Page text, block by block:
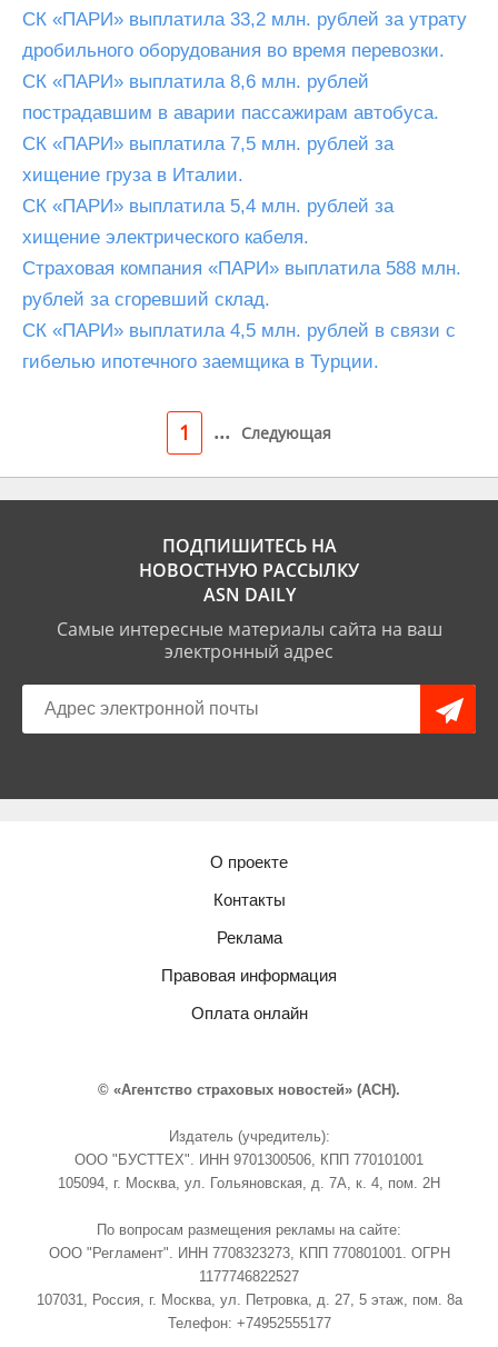
СК «ПАРИ» выплатила 33,2 млн. рублей за утрату
дробильного оборудования во время перевозки.
СК «ПАРИ» выплатила 8,6 млн. рублей
пострадавшим в аварии пассажирам автобуса.
СК «ПАРИ» выплатила 7,5 млн. рублей за
хищение груза в Италии.
СК «ПАРИ» выплатила 5,4 млн. рублей за
хищение электрического кабеля.
Страховая компания «ПАРИ» выплатила 588 млн.
рублей за сгоревший склад.
СК «ПАРИ» выплатила 4,5 млн. рублей в связи с
гибелью ипотечного заемщика в Турции.
1 ... Следующая
ПОДПИШИТЕСЬ НА
НОВОСТНУЮ РАССЫЛКУ
ASN DAILY
Самые интересные материалы сайта на ваш
электронный адрес
О проекте
Контакты
Реклама
Правовая информация
Оплата онлайн
© «Агентство страховых новостей» (АСН).
Издатель (учредитель):
ООО "БУСТТЕХ". ИНН 9701300506, КПП 770101001
105094, г. Москва, ул. Гольяновская, д. 7А, к. 4, пом. 2Н
По вопросам размещения рекламы на сайте:
ООО "Регламент". ИНН 7708323273, КПП 770801001. ОГРН
1177746822527
107031, Россия, г. Москва, ул. Петровка, д. 27, 5 этаж, пом. 8а
Телефон: +74952555177